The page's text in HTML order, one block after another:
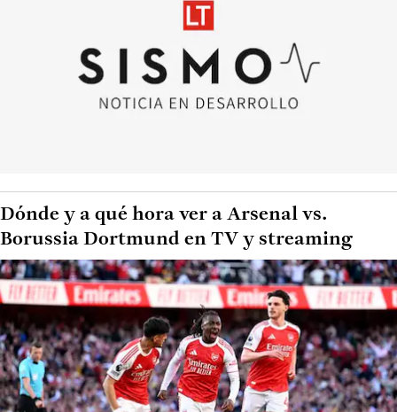
Dónde y a qué hora ver a Arsenal vs.
Borussia Dortmund en TV y streaming